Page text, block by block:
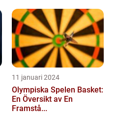
11 januari 2024
Olympiska Spelen Basket:
En Översikt av En
Framstå...